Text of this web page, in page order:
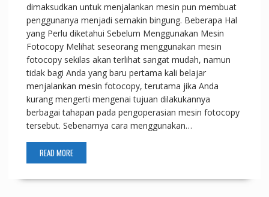
dimaksudkan untuk menjalankan mesin pun membuat
penggunanya menjadi semakin bingung. Beberapa Hal
yang Perlu diketahui Sebelum Menggunakan Mesin
Fotocopy Melihat seseorang menggunakan mesin
fotocopy sekilas akan terlihat sangat mudah, namun
tidak bagi Anda yang baru pertama kali belajar
menjalankan mesin fotocopy, terutama jika Anda
kurang mengerti mengenai tujuan dilakukannya
berbagai tahapan pada pengoperasian mesin fotocopy
tersebut. Sebenarnya cara menggunakan…
READ MORE